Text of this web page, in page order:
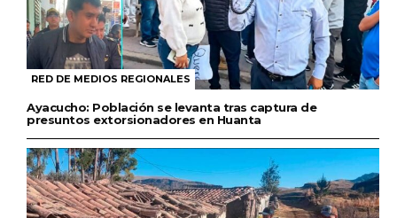
RED DE MEDIOS REGIONALES
Ayacucho: Población se levanta tras captura de
presuntos extorsionadores en Huanta